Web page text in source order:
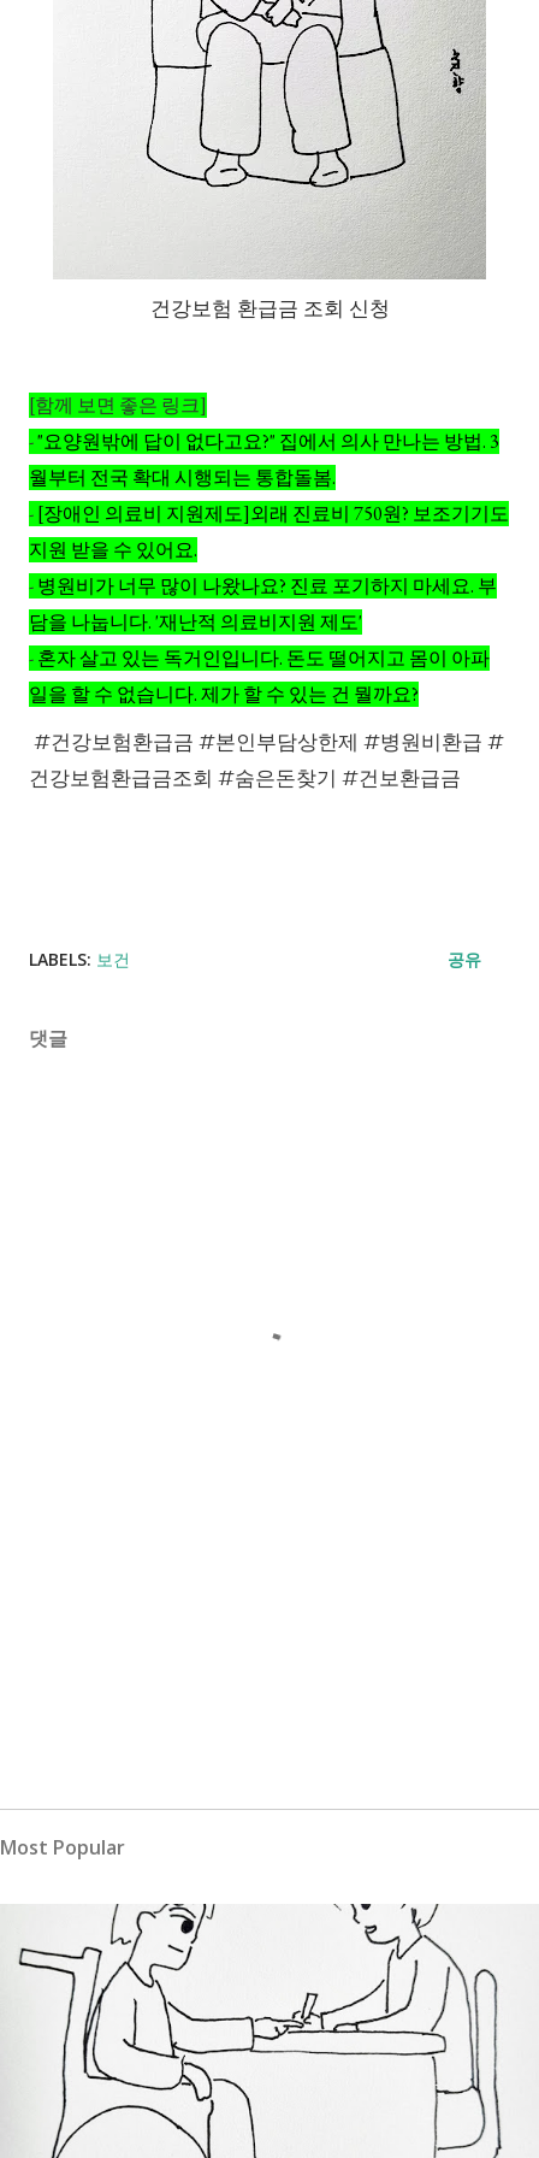
건강보험 환급금 조회 신청
[함께 보면 좋은 링크]
-"요양원밖에 답이 없다고요?" 집에서 의사 만나는 방법. 3
월부터 전국 확대 시행되는 통합돌봄.
-[장애인 의료비 지원제도]외래 진료비 750원? 보조기기도
지원 받을 수 있어요.
-병원비가 너무 많이 나왔나요? 진료 포기하지 마세요. 부
담을 나눕니다. '재난적 의료비지원 제도'
-혼자 살고 있는 독거인입니다. 돈도 떨어지고 몸이 아파
일을 할 수 없습니다. 제가 할 수 있는 건 뭘까요?
#건강보험환급금 #본인부담상한제 #병원비환급 #
건강보험환급금조회 #숨은돈찾기 #건보환급금
LABELS: 보건 공유
댓글
Most Popular